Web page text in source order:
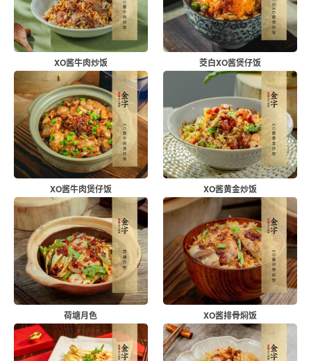
XO酱牛肉炒饭 茭白XO酱煲仔饭
XO酱牛肉煲仔饭 XO酱黄金炒饭
荷塘月色 XO酱排骨焖饭